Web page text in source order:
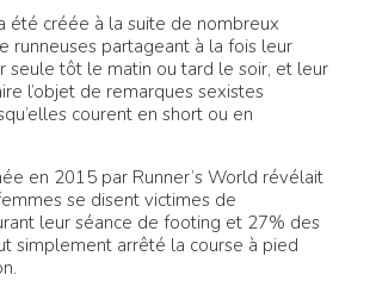
été créée à la suite de nombreux
runneuses partageant à la fois leur
seule tôt le matin ou tard le soir, et leur
l’objet de remarques sexistes
courent en short ou en
en 2015 par Runner’s World révélait
se disent victimes de
leur séance de footing et 27% des
simplement arrêté la course à pied